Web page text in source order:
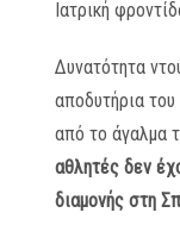
Ιατρική
Δυνατότητα
αποδυτήρια
από το άγαλμα
αθλητές δεν
διαμονής στη